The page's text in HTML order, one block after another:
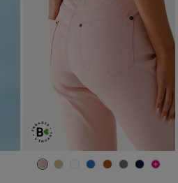
36 38 40 42 44 46
48